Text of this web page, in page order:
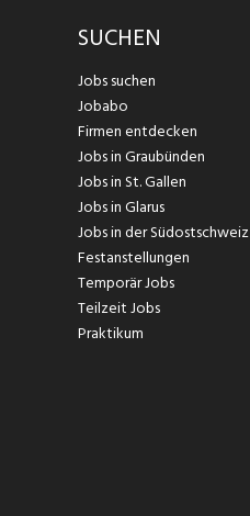
SUCHEN
Jobs suchen
Jobabo
Firmen entdecken
Jobs in Graubünden
Jobs in St. Gallen
Jobs in Glarus
Jobs in der Südostschweiz
Festanstellungen
Temporär Jobs
Teilzeit Jobs
Praktikum